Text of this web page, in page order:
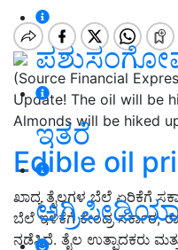
ಇತರೆ
(Source Financial
Update! The oil will be
Almonds will be hiked
Edible oil
ಖಾದ್ಯ ತೈಲಗಳ ಬೆಲೆ ಏರಿಕೆಗೆ
ಬೆಲೆ ಇಳಿಕೆಗೆ ಕೇಂದ್ರ ಸರ್ಕಾರ,
ನಡೆಸಿದೆ. ತೈಲ ಉತ್ಪಾದಕರು